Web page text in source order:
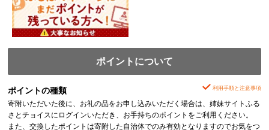
ポイントについて
ポイントの種類 利用手順と注意事項
寄附いただいた後に、お礼の品をお申し込みいただく場合は、姉妹サイトふる
さとチョイスにログインいただき、お手持ちのポイントをご利用ください。
また、交換したポイントは寄附した自治体でのみ有効となりますのでお気をつ